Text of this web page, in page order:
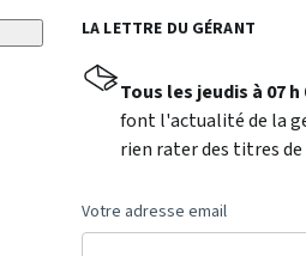
LA LETTRE DU GÉRANT
Tous les jeudis à 07 h
font l'actualité de la
rien rater des titres de
Votre adresse email